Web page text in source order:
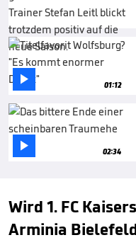
 01:12
 02:34
Wird 1. FC
Arminia